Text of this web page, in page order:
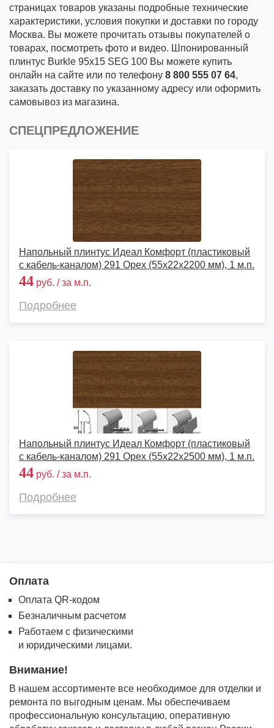
страницах товаров указаны подробные технические
характеристики, условия покупки и доставки по городу
Москва. Вы можете прочитать отзывы покупателей о
товарах, посмотреть фото и видео. Шпонированный
плинтус Burkle 95х15 SEG 100 Вы можете купить
онлайн на сайте или по телефону 8 800 555 07 64,
заказать доставку по указанному адресу или оформить
самовывоз из магазина.
СПЕЦПРЕДЛОЖЕНИЕ
Напольный плинтус Идеал Комфорт (пластиковый
с кабель-каналом) 291 Орех (55x22x2200 мм), 1 м.п.
44 руб. / за м.п.
Подробнее
Напольный плинтус Идеал Комфорт (пластиковый
с кабель-каналом) 291 Орех (55x22x2500 мм), 1 м.п.
44 руб. / за м.п.
Подробнее
Оплата
Оплата QR-кодом
Безналичным расчетом
Работаем с физическими
и юридическими лицами.
Внимание!
В нашем ассортименте все необходимое для отделки и
ремонта по выгодным ценам. Мы обеспечиваем
профессиональную консультацию, оперативную